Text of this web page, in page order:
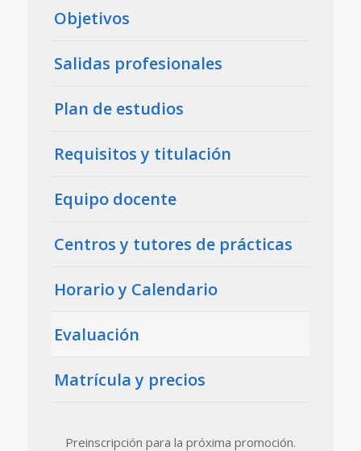
Objetivos
Salidas profesionales
Plan de estudios
Requisitos y titulación
Equipo docente
Centros y tutores de prácticas
Horario y Calendario
Evaluación
Matrícula y precios
Preinscripción para la próxima promoción.